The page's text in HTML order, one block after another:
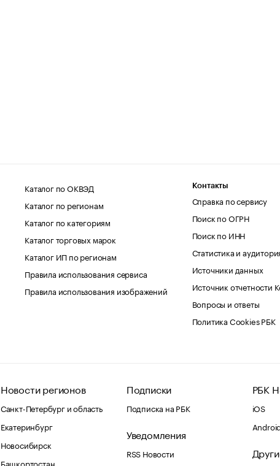
Каталог по ОКВЭД
Каталог по регионам
Каталог по категориям
Каталог торговых марок
Каталог ИП по регионам
Правила использования сервиса
Правила использования изображений
Контакты
Справка по сервису
Поиск по ОГРН
Поиск по ИНН
Статистика и
Источники данных
Источник отчетности
Вопросы и ответы
Политика Cookies РБК
Новости регионов
Санкт-Петербург и область
Екатеринбург
Новосибирск
Башкортостан
Подписки
Подписка на РБК
Уведомления
RSS Новости
РБК
iOS